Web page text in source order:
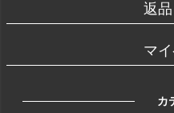
返
マ
カ